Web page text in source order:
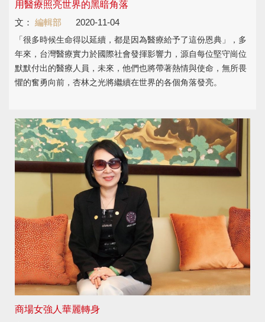
用醫療照亮世界的黑暗角落
文： 編輯部 2020-11-04
「很多時候生命得以延續，都是因為醫療給予了這份恩典」，多
年來，台灣醫療實力於國際社會發揮影響力，源自每位堅守崗位
默默付出的醫療人員，未來，他們也將帶著熱情與使命，無所畏
懼的奮勇向前，杏林之光將繼續在世界的各個角落發亮。
商場女強人華麗轉身